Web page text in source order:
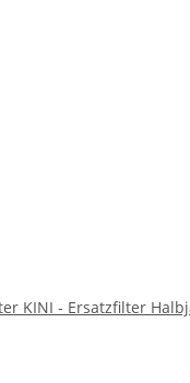
KINI - Ersatzfilter